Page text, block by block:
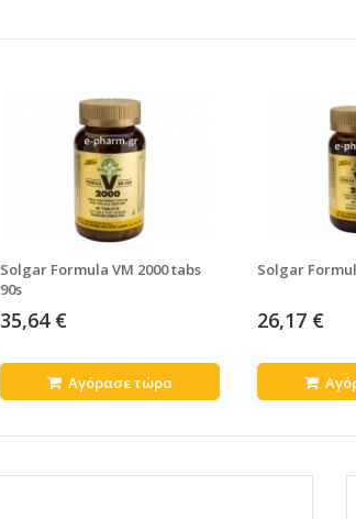
Solgar Formula VM 2000 tabs
90s
35,64 €
Αγόρασε τώρα
Solgar
26,17 €